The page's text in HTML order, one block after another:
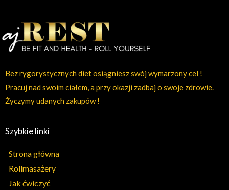
Bez rygorystycznych diet osiągniesz swój wymarzony cel !
Pracuj nad swoim ciałem, a przy okazji zadbaj o swoje zdrowie.
Życzymy udanych zakupów !
Szybkie linki
Strona główna
Rollmasażery
Jak ćwiczyć